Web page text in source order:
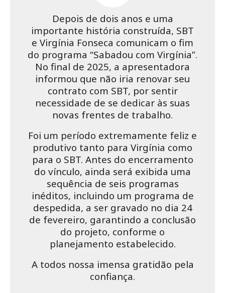
Depois de dois anos e uma
importante história construída, SBT
e Virgínia Fonseca comunicam o fim
do programa “Sabadou com Virgínia”.
No final de 2025, a apresentadora
informou que não iria renovar seu
contrato com SBT, por sentir
necessidade de se dedicar às suas
novas frentes de trabalho.
Foi um período extremamente feliz e
produtivo tanto para Virgínia como
para o SBT. Antes do encerramento
do vínculo, ainda será exibida uma
sequência de seis programas
inéditos, incluindo um programa de
despedida, a ser gravado no dia 24
de fevereiro, garantindo a conclusão
do projeto, conforme o
planejamento estabelecido.
A todos nossa imensa gratidão pela
confiança.